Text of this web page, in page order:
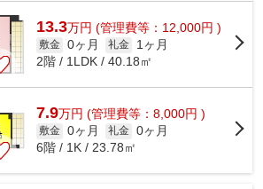
13.3万円 (管理費等：12,000円 )
敷金 0ヶ月 礼金
1ヶ月
2階 / 1LDK / 40.18㎡
7.9万円 (管理費等：8,000円 )
敷金 0ヶ月 礼金 0ヶ月
6階 / 1K / 23.78㎡